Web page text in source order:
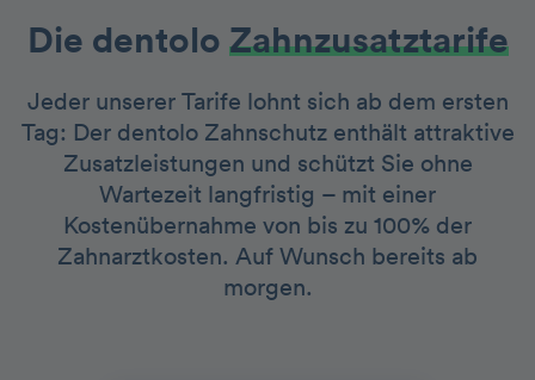
Die dentolo­­ Zah nzusatztarife
Jeder unserer Tarife lohnt sich ab dem ersten
Tag: Der dentolo Zahnschutz enthält attraktive
Zusatzleistungen und schützt Sie ohne
Wartezeit langfristig – mit einer
Kostenübernahme von bis zu 100% der
Zahnarztkosten. Auf Wunsch bereits ab
morgen.